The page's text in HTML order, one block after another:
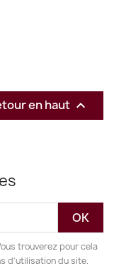
en haut 
trouverez pour cela
d'utilisation du site.